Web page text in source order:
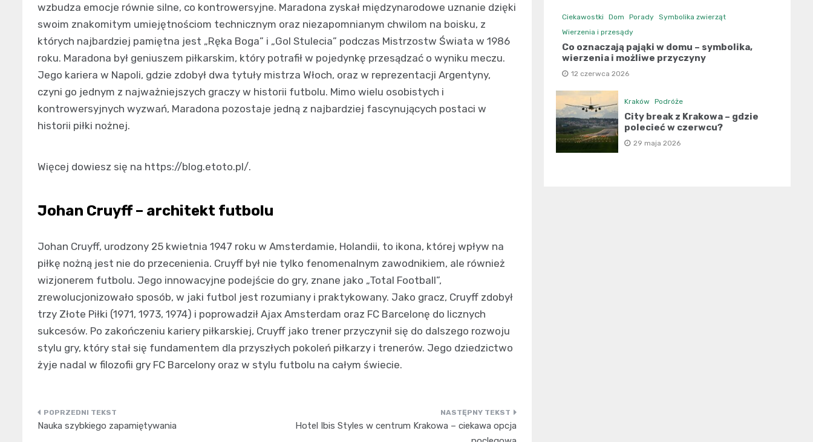
wzbudza emocje równie silne, co kontrowersyjne. Maradona zyskał międzynarodowe uznanie dzięki
swoim znakomitym umiejętnościom technicznym oraz niezapomnianym chwilom na boisku, z
których najbardziej pamiętna jest „Ręka Boga” i „Gol Stulecia” podczas Mistrzostw Świata w 1986
roku. Maradona był geniuszem piłkarskim, który potrafił w pojedynkę przesądzać o wyniku meczu.
Jego kariera w Napoli, gdzie zdobył dwa tytuły mistrza Włoch, oraz w reprezentacji Argentyny,
czyni go jednym z najważniejszych graczy w historii futbolu. Mimo wielu osobistych i
kontrowersyjnych wyzwań, Maradona pozostaje jedną z najbardziej fascynujących postaci w
historii piłki nożnej.
Więcej dowiesz się na https://blog.etoto.pl/.
Johan Cruyff – architekt futbolu
Johan Cruyff, urodzony 25 kwietnia 1947 roku w Amsterdamie, Holandii, to ikona, której wpływ na
piłkę nożną jest nie do przecenienia. Cruyff był nie tylko fenomenalnym zawodnikiem, ale również
wizjonerem futbolu. Jego innowacyjne podejście do gry, znane jako „Total Football”,
zrewolucjonizowało sposób, w jaki futbol jest rozumiany i praktykowany. Jako gracz, Cruyff zdobył
trzy Złote Piłki (1971, 1973, 1974) i poprowadził Ajax Amsterdam oraz FC Barcelonę do licznych
sukcesów. Po zakończeniu kariery piłkarskiej, Cruyff jako trener przyczynił się do dalszego rozwoju
stylu gry, który stał się fundamentem dla przyszłych pokoleń piłkarzy i trenerów. Jego dziedzictwo
żyje nadal w filozofii gry FC Barcelony oraz w stylu futbolu na całym świecie.
Nawigacja
Nauka szybkiego zapamiętywania
Hotel Ibis Styles w centrum Krakowa – ciekawa opcja
Ciekawostki Dom Porady Symbolika zwierząt
Wierzenia i przesądy
Co oznaczają pająki w domu – symbolika,
wierzenia i możliwe przyczyny
12 czerwca 2026
Kraków Podróże
City break z Krakowa – gdzie
polecieć w czerwcu?
29 maja 2026